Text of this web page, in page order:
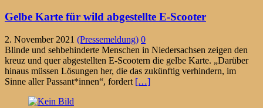
Gelbe Karte für wild abgestellte E-Scooter
2. November 2021 (Pressemeldung) 0
Blinde und sehbehinderte Menschen in Niedersachsen zeigen den
kreuz und quer abgestellten E-Scootern die gelbe Karte. „Darüber
hinaus müssen Lösungen her, die das zukünftig verhindern, im
Sinne aller Passant*innen“, fordert […]